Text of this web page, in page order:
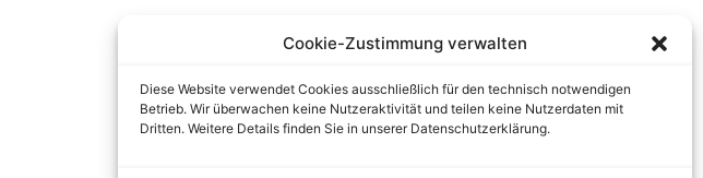
Cookie-Zustimmung verwalten
Diese Website verwendet Cookies ausschließlich für den technisch notwendigen
Betrieb. Wir überwachen keine Nutzeraktivität und teilen keine Nutzerdaten mit
Dritten. Weitere Details finden Sie in unserer Datenschutzerklärung.